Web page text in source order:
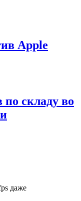
Apple
по складу во
даже